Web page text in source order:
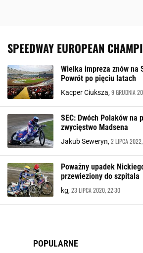
SPEEDWAY EUROPEAN
Wielka impreza znów na
Powrót po pięciu latach
Kacper Ciuksza,9 GRUDNIA
SEC: Dwóch Polaków na
zwycięstwo Madsena
Jakub Seweryn,2 LIPCA
Poważny upadek
przewieziony do szpitala
kg,23 LIPCA 2020, 22:30
POPULARNE